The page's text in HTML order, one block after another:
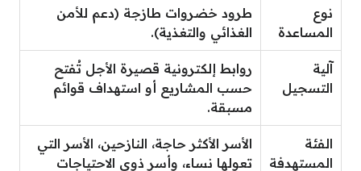
نوع
المساعدة
طرود خضروات طازجة (دعم للأمن
الغذائي والتغذية).
آلية
التسجيل
روابط إلكترونية قصيرة الأجل تُفتح
حسب المشاريع أو استهداف قوائم
مسبقة.
الفئة
المستهدفة
الأسر الأكثر حاجة، النازحين، الأسر التي
تعولها نساء، وأسر ذوي الاحتياجات